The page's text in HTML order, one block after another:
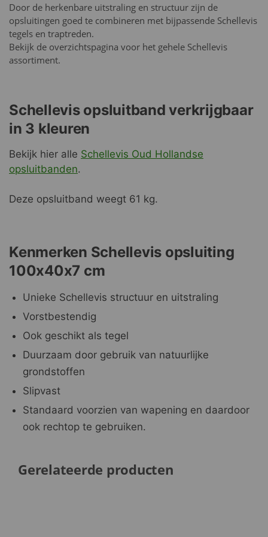
Door de herkenbare uitstraling en structuur zijn de
opsluitingen goed te combineren met bijpassende Schellevis
tegels en traptreden.
Bekijk de overzichtspagina voor het gehele Schellevis
assortiment.
Schellevis opsluitband verkrijgbaar
in 3 kleuren
Bekijk hier alle Schellevis Oud Hollandse
opsluitbanden.
Deze opsluitband weegt 61 kg.
Kenmerken Schellevis opsluiting
100x40x7 cm
Unieke Schellevis structuur en uitstraling
Vorstbestendig
Ook geschikt als tegel
Duurzaam door gebruik van natuurlijke
grondstoffen
Slipvast
Standaard voorzien van wapening en daardoor
ook rechtop te gebruiken.
Gerelateerde producten